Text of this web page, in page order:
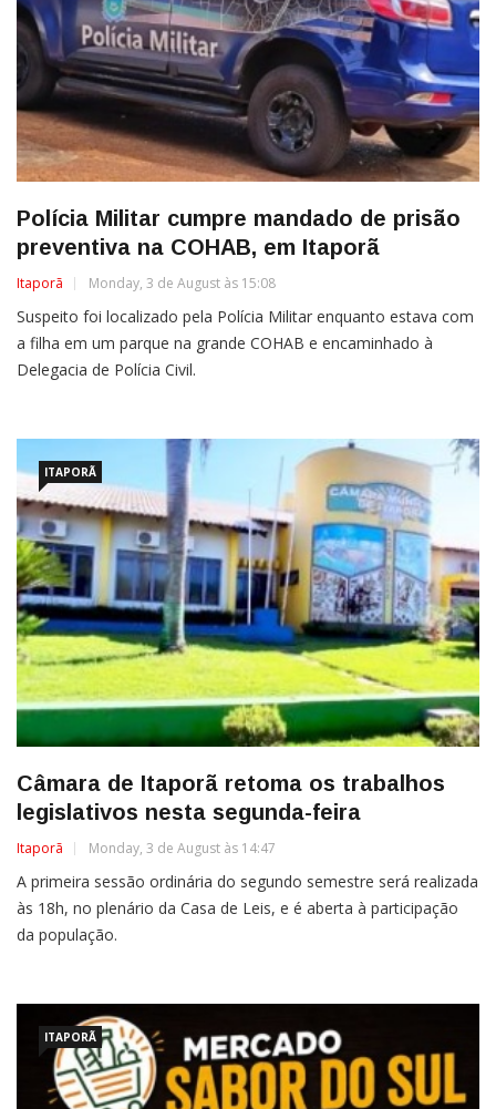
Polícia Militar cumpre mandado de prisão
preventiva na COHAB, em Itaporã
Itaporã Monday, 3 de August às 15:08
Suspeito foi localizado pela Polícia Militar enquanto estava com
a filha em um parque na grande COHAB e encaminhado à
Delegacia de Polícia Civil.
ITAPORÃ
Câmara de Itaporã retoma os trabalhos
legislativos nesta segunda-feira
Itaporã Monday, 3 de August às 14:47
A primeira sessão ordinária do segundo semestre será realizada
às 18h, no plenário da Casa de Leis, e é aberta à participação
da população.
ITAPORÃ